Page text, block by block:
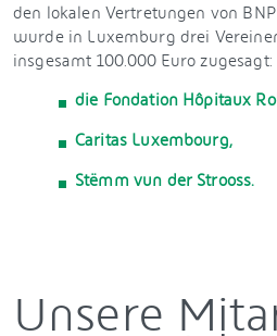
den lokalen Vertretungen von
wurde in Luxemburg drei
insgesamt 100.000 Euro zugesagt:
die Fondation Hôpitaux
Caritas Luxembourg,
Stëmm vun der Strooss.
Unsere